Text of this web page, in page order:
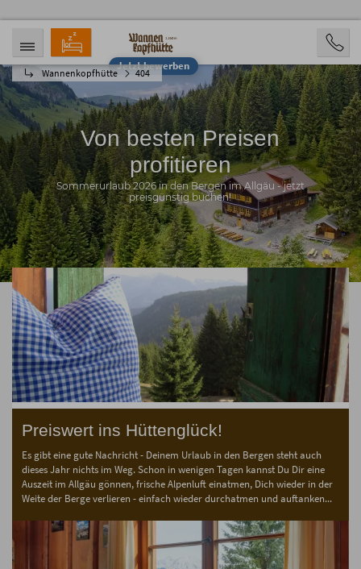
Jetzt bewerben
Wannenkopfhütte 404
ANREISE
06.08.2026
ABREISE
11.08.2026
PERSONEN
2 Personen
BUCHEN
Von besten Preisen
profitieren
Sommerurlaub 2026 in den Bergen im Allgäu - jetzt
preisgünstig buchen!
Preiswert ins Hüttenglück!
Es gibt eine gute Nachricht - Deinem Urlaub in den Bergen steht auch
dieses Jahr nichts im Weg. Schon in wenigen Tagen kannst Du Dir eine
Auszeit im Allgäu gönnen, frische Alpenluft einatmen, Dich wieder in der
Weite der Berge verlieren - einfach wieder durchatmen und auftanken...